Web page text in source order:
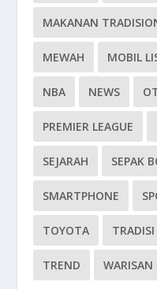
MAKANAN
MEWAH MOBIL
NBA NEWS
PREMIER LEAGUE
SEJARAH SEPAK
SMARTPHONE
TOYOTA TRADISI
TREND WARISAN